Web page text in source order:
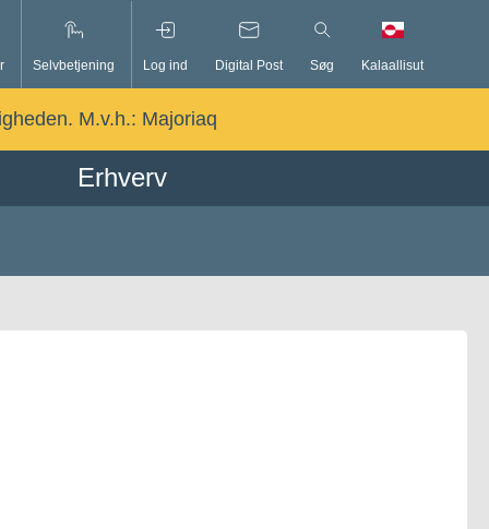
Selvbetjening Log ind Digital Post Søg Kalaallisut
M.v.h.: Majoriaq
Erhverv